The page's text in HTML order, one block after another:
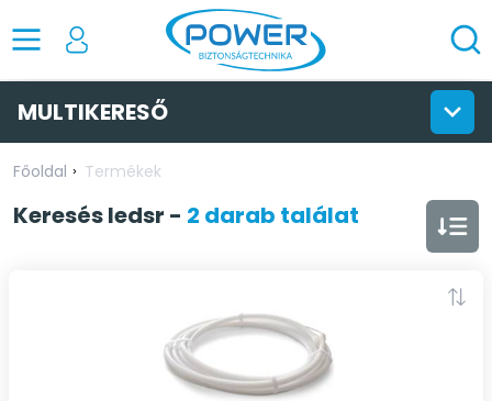
MULTIKERESŐ
Főoldal Termékek
Keresésledsr - 2 darab találat